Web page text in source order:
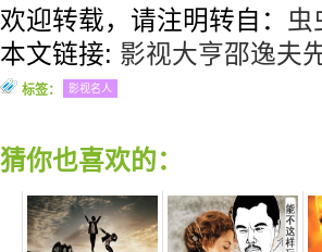
欢迎转载，请注明转自：
虫
本文链接: 影视大亨邵逸夫
标签： 影视名人
猜你也喜欢的：